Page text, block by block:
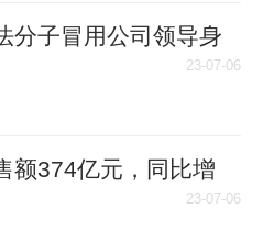
分子冒用公司领导身
23-07-06
额374亿元，同比增
23-07-06